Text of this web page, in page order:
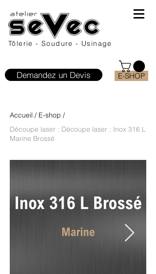
Tôlerie - Soudure - Usinage
E-SHOP
Demandez un Devis
Accueil / E-shop /
Découpe laser : Découpe laser : Inox 316 L
Marine Brossé